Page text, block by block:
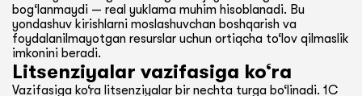
bog‘lanmaydi — real yuklama muhim hisoblanadi. Bu
yondashuv kirishlarni moslashuvchan boshqarish va
foydalanilmayotgan resurslar uchun ortiqcha to‘lov qilmaslik
imkonini beradi.
Litsenziyalar vazifasiga ko‘ra
Vazifasiga ko‘ra litsenziyalar bir nechta turga bo‘linadi. 1C